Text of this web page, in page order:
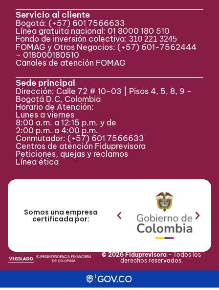
Servicio al cliente
Bogotá: (+57) 601 7566633
Línea gratuita nacional: 01 8000 180 510
Fondo de inversión colectiva:310 221 3245
FOMAG y Otros Negocios: (+57) 601-7562444
– 018000180510
Canales de atención FOMAG
Sede principal
Dirección: Calle 72 # 10-03 | Pisos 4, 5, 8, 9 -
Bogotá D.C, Colombia
Horario de Atención:
Lunes a viernes
8:00 a.m. a 12:15 p.m. y de
2:00 p.m. a 4:00 p.m.
Conmutador: (+57) 601 7566633
Centros de atención Fiduprevisora
Peticiones, quejas y reclamos
Línea ética
Somos una empresa
certificada por:
© 2026 Fiduprevisora -Todos los
derechos reservados.